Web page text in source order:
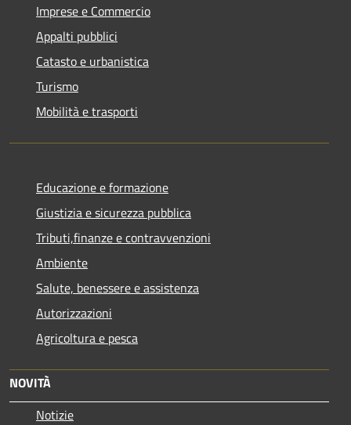
Imprese e Commercio
Appalti pubblici
Catasto e urbanistica
Turismo
Mobilità e trasporti
Educazione e formazione
Giustizia e sicurezza pubblica
Tributi,finanze e contravvenzioni
Ambiente
Salute, benessere e assistenza
Autorizzazioni
Agricoltura e pesca
NOVITÀ
Notizie